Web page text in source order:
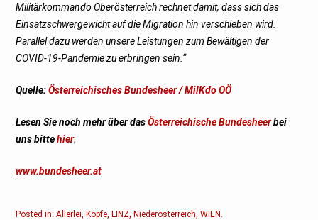
Militärkommando Oberösterreich rechnet damit, dass sich das
Einsatzschwergewicht auf die Migration hin verschieben wird.
Parallel dazu werden unsere Leistungen zum Bewältigen der
COVID-19-Pandemie zu erbringen sein.“
Quelle:Österreichisches Bundesheer / MilKdo OÖ
Lesen Sie noch mehr über dasÖsterreichische Bundesheerbei
uns bittehier;
www.bundesheer.at
Posted in:Allerlei,Köpfe,LINZ,Niederösterreich,WIEN.